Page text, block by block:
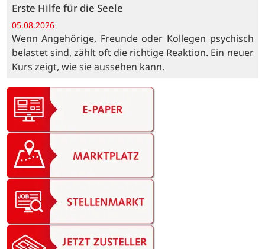
Erste Hilfe für die Seele
05.08.2026
Wenn Angehörige, Freunde oder Kollegen psychisch
belastet sind, zählt oft die richtige Reaktion. Ein neuer
Kurs zeigt, wie sie aussehen kann.